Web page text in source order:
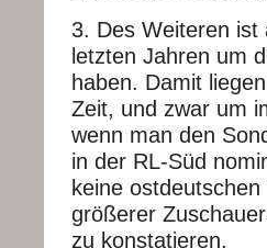
3. Des Weiteren ist
letzten Jahren um
haben. Damit
Zeit, und zwar um
wenn man den
in der RL-Süd
keine
größerer
zu konstatieren.